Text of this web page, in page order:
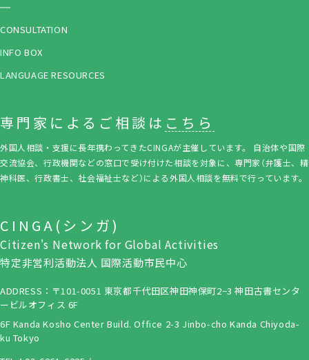
CONSULTATION
INFO BOX
LANGUAGE RESOURCES
CINGA(シンガ)
Citizen's Network for Global Activities
特定非営利活動法人 国際活動市民中心
ADDRESS：〒101-0051 東京都千代田区神田神保町2−3 神田古書センタ
ービルオフィス 6F
6F Kanda Kosho Center Build. Office 2-3 Jinbo-cho Kanda Chiyoda-
ku Tokyo
専門家によるご相談は こちら
外国人相談・支援に長年携わってきたCINGAが主催しています。 自治体や国際
交流協会、行政機関などの窓口で受け付けた相談を対象に、専門家（弁護士、精
神科医、行政書士、社会福祉士など）による外国人相談を無料で行っています。